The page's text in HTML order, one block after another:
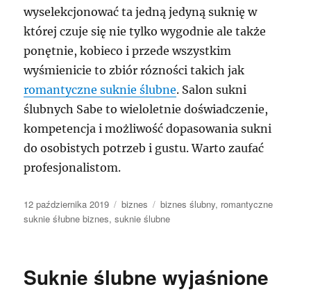
wyselekcjonować ta jedną jedyną suknię w
której czuje się nie tylko wygodnie ale także
ponętnie, kobieco i przede wszystkim
wyśmienicie to zbiór rózności takich jak
romantyczne suknie ślubne. Salon sukni
ślubnych Sabe to wieloletnie doświadczenie,
kompetencja i możliwość dopasowania sukni
do osobistych potrzeb i gustu. Warto zaufać
profesjonalistom.
Data
publikacji
12 października 2019 Kategorie
biznes Tagi
biznes ślubny, romantyczne
suknie śłubne biznes,suknie ślubne
Suknie ślubne wyjaśnione